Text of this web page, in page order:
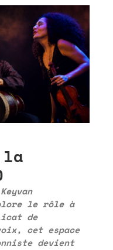
la
le rôle à
de
cet espace
devient